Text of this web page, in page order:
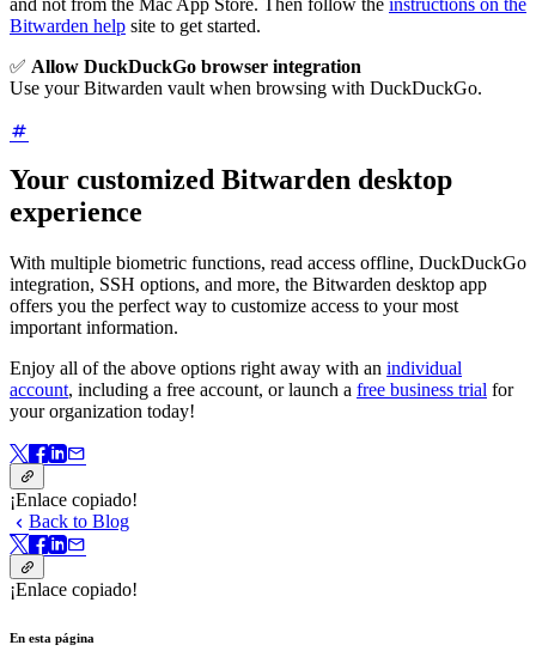
and not from the Mac App Store. Then follow the instructions on the
Bitwarden help site to get started.
✅ Allow DuckDuckGo browser integration
Use your Bitwarden vault when browsing with DuckDuckGo.
Your customized Bitwarden desktop
experience
With multiple biometric functions, read access offline, DuckDuckGo
integration, SSH options, and more, the Bitwarden desktop app
offers you the perfect way to customize access to your most
important information.
Enjoy all of the above options right away with an individual
account, including a free account, or launch a free business trial for
your organization today!
¡Enlace copiado!
Back to Blog
¡Enlace copiado!
En esta página